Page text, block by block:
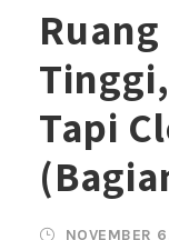
Tapi
NOVEMBER